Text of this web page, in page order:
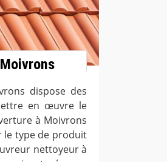
dispose des
en œuvre le
à Moivrons
le type de produit
nettoyeur à